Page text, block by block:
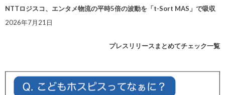
NTTロジスコ、エンタメ物流の平時5倍の波動を「t-Sort MAS」で吸収
2026年7月21日
プレスリリースまとめてチェック一覧